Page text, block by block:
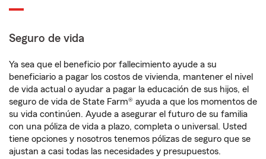
Seguro de vida
Ya sea que el beneficio por fallecimiento ayude a su
beneficiario a pagar los costos de vivienda, mantener el nivel
de vida actual o ayudar a pagar la educación de sus hijos, el
seguro de vida de State Farm® ayuda a que los momentos de
su vida continúen. Ayude a asegurar el futuro de su familia
con una póliza de vida a plazo, completa o universal. Usted
tiene opciones y nosotros tenemos pólizas de seguro que se
ajustan a casi todas las necesidades y presupuestos.